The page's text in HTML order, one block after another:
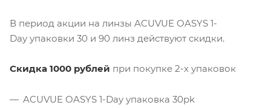
В период акции на линзы ACUVUE OASYS 1-
Day упаковки 30 и 90 линз действуют скидки.
Скидка 1000 рублей при покупке 2-х упаковок
ACUVUE OASYS 1-Day упаковка 30pk